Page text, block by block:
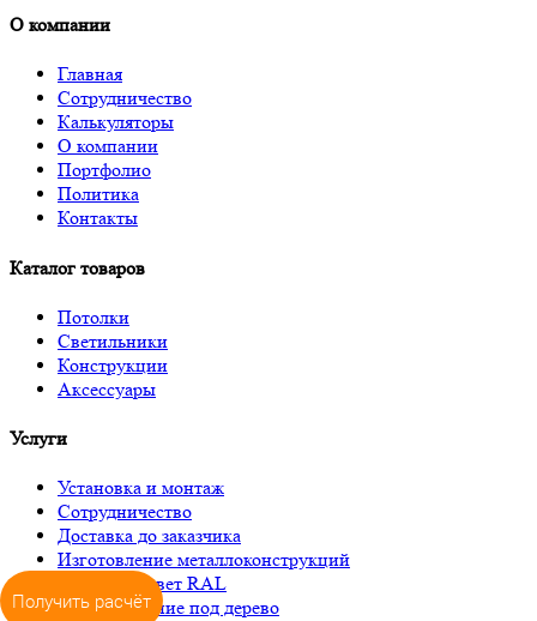
О компании
Главная
Сотрудничество
Калькуляторы
О компании
Портфолио
Политика
Контакты
Каталог товаров
Потолки
Светильники
Конструкции
Аксессуары
Услуги
Установка и монтаж
Сотрудничество
Доставка до заказчика
Изготовление металлоконструкций
Окраска в цвет RAL
Декорирование под дерево
Получить расчёт